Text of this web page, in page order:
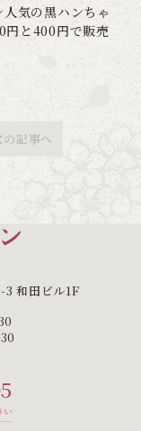
気の黒ハンちゃ
円と400円で販売
の記事へ
和田ビル1F